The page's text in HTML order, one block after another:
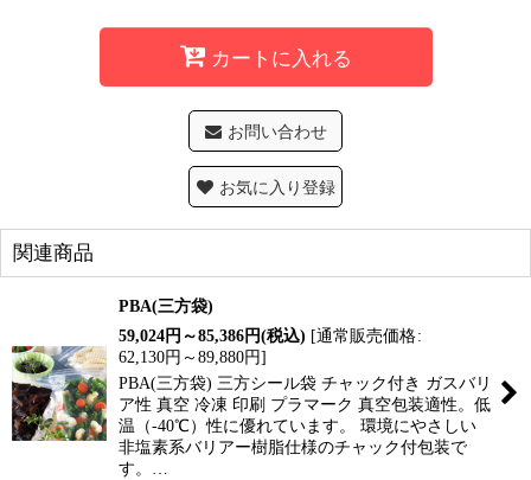
カートに入れる
お問い合わせ
お気に入り登録
関連商品
PBA(三方袋)
59,024円 ～85,386円(税込) [通常販売価格:
62,130円 ～89,880円]
PBA(三方袋) 三方シール袋 チャック付き ガスバリ
ア性 真空 冷凍 印刷 プラマーク 真空包装適性。低
温（-40℃）性に優れています。 環境にやさしい
非塩素系バリアー樹脂仕様のチャック付包装で
す。…